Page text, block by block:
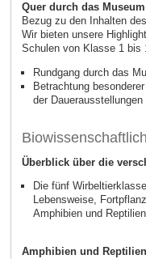
Quer durch das
Bezug zu den Inhalten
Wir bieten unsere
Schulen von Klasse 1 bis
Rundgang durch das
Betrachtung
der Dauerausstellungen
Überblick über die
Die fünf
Lebensweise,
Amphibien und
Amphibien und